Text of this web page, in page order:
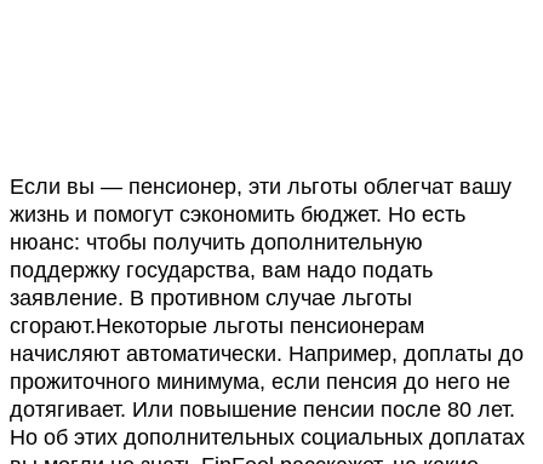
Если вы — пенсионер, эти льготы облегчат вашу
жизнь и помогут сэкономить бюджет. Но есть
нюанс: чтобы получить дополнительную
поддержку государства, вам надо подать
заявление. В противном случае льготы
сгорают.Некоторые льготы пенсионерам
начисляют автоматически. Например, доплаты до
прожиточного минимума, если пенсия до него не
дотягивает. Или повышение пенсии после 80 лет.
Но об этих дополнительных социальных доплатах